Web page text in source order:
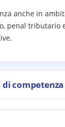
anche in
penal tributario
di competenza